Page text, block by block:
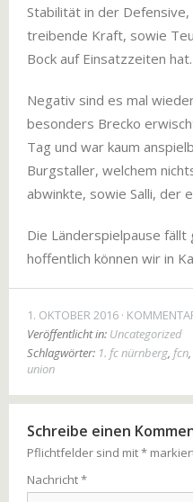
Stabilität in der
treibende Kraft, sowie
Bock auf Einsatzzeiten hat.
Negativ sind es mal
besonders Brecko
Tag und war kaum
Burgstaller, welchem
abwinkte, sowie Salli, der
Die Länderspielpause fällt
hoffentlich können wir in
1. OKTOBER 2016
Veröffentlicht in: Uncategorized
Schlagwörter: 1. fc nürnberg, fcn,
union
Schreibe einen
Pflichtfelder sind mit*
Nachricht*